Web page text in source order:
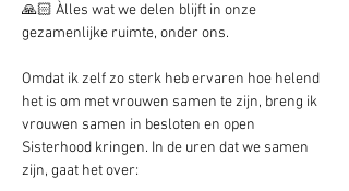
🙏🏻 Àlles wat we delen blijft in onze
gezamenlijke ruimte, onder ons.
Omdat ik zelf zo sterk heb ervaren hoe helend
het is om met vrouwen samen te zijn, breng ik
vrouwen samen in besloten en open
Sisterhood kringen. In de uren dat we samen
zijn, gaat het over: